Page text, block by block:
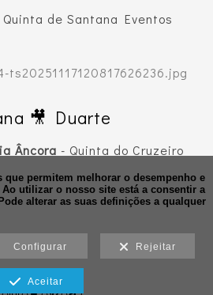
de Santana Eventos
🎥 Duarte
Âncora - Quinta do Cruzeiro
permitem melhorar o desempenho e
utilizar o nosso site está a consentir a
Pode alterar as suas definições a qualquer
Configurar Rejeitar
Aceitar